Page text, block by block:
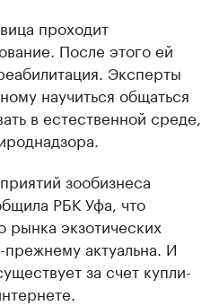
проходит
После этого ей
Эксперты
научиться общаться
в естественной среде,
зообизнеса
РБК Уфа, что
рынка экзотических
актуальна. И
за счет купли-